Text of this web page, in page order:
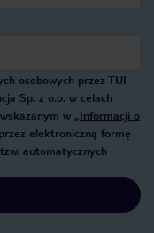
osobowych przez TUI
Sp. z o.o. w celach
w „Informacji o
elektroniczną formę
automatycznych